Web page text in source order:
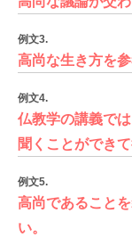
例文3.
高尚な生き方を
例文4.
仏教学の講義で
聞くことができて
例文5.
高尚であること
い。